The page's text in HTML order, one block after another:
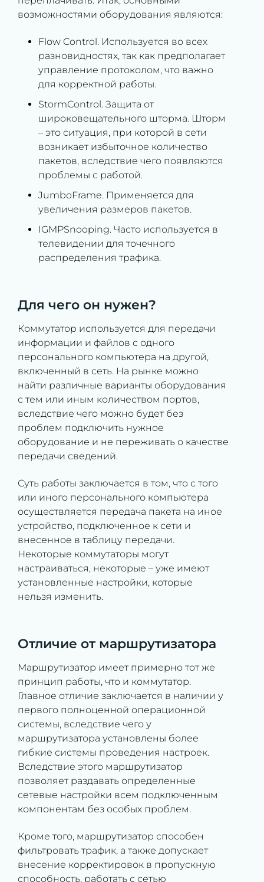
возможностями оборудования являются:
Flow Control. Используется во всех
разновидностях, так как предполагает
управление протоколом, что важно
для корректной работы.
StormControl. Защита от
широковещательного шторма. Шторм
– это ситуация, при которой в сети
возникает избыточное количество
пакетов, вследствие чего появляются
проблемы с работой.
JumboFrame. Применяется для
увеличения размеров пакетов.
IGMPSnooping. Часто используется в
телевидении для точечного
распределения трафика.
Для чего он нужен?
Коммутатор используется для передачи
информации и файлов с одного
персонального компьютера на другой,
включенный в сеть. На рынке можно
найти различные варианты оборудования
с тем или иным количеством портов,
вследствие чего можно будет без
проблем подключить нужное
оборудование и не переживать о качестве
передачи сведений.
Суть работы заключается в том, что с того
или иного персонального компьютера
осуществляется передача пакета на иное
устройство, подключенное к сети и
внесенное в таблицу передачи.
Некоторые коммутаторы могут
настраиваться, некоторые – уже имеют
установленные настройки, которые
нельзя изменить.
Отличие от маршрутизатора
Маршрутизатор имеет примерно тот же
принцип работы, что и коммутатор.
Главное отличие заключается в наличии у
первого полноценной операционной
системы, вследствие чего у
маршрутизатора установлены более
гибкие системы проведения настроек.
Вследствие этого маршрутизатор
позволяет раздавать определенные
сетевые настройки всем подключенным
компонентам без особых проблем.
Кроме того, маршрутизатор способен
фильтровать трафик, а также допускает
внесение корректировок в пропускную
способность, работать с сетью